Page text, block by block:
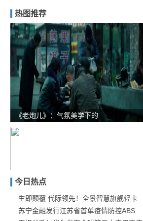
热图推荐
《老炮儿》：气氛美学下的
丁当穿扎染T恤走机场，虽
今日热点
生即颠覆 代际领先！全景智慧旗舰轻卡
苏宁金融发行江苏省首单疫情防控ABS